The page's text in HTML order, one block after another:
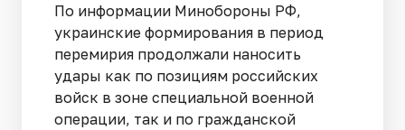
По информации Минобороны РФ,
украинские формирования в период
перемирия продолжали наносить
удары как по позициям российских
войск в зоне специальной военной
операции, так и по гражданской